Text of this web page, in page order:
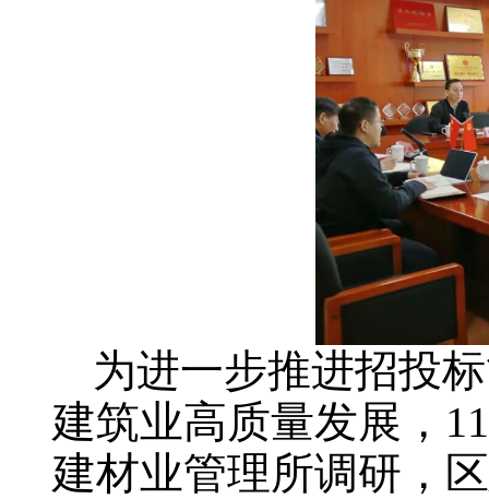
为进一步推进招投
建筑业高质量发展， 11
建材业管理所调研，